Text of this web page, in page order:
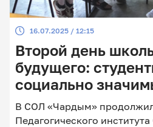
16.07.2025 / 12:15
Второй день
будущего:
социально
В СОЛ «Чардым»
Педагогического